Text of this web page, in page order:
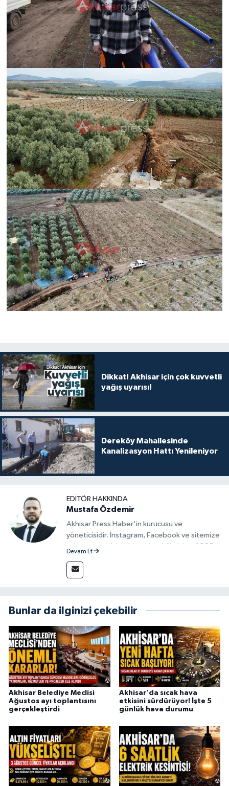
Dikkat! Akhisar için çok kuvvetli
yağış uyarısı!
Dereköy Mahallesinde
Kanalizasyon Hattı Yenileniyor
EDITÖR HAKKINDA
Mustafa Özdemir
Akhisar Press Haber'in kurucusu ve
yöneticisidir. İnstagram, Facebook ve sitemize
reklam vermek için bize ulaşabilirsiniz - 0555
Devam Et
Bunlar da ilginizi çekebilir
Akhisar Belediye Meclisi
Ağustos ayı toplantısını
gerçekleştirdi
Akhisar'da sıcak hava
etkisini sürdürüyor! İşte 5
günlük hava durumu